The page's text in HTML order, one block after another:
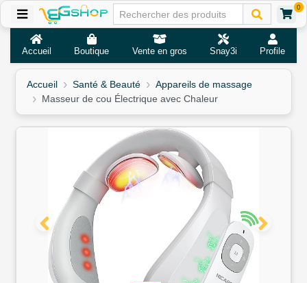
0
Accueil Boutique Vente en gros Snay3i Profile
Accueil Santé & Beauté
Appareils de massage
Masseur de cou Électrique avec Chaleur